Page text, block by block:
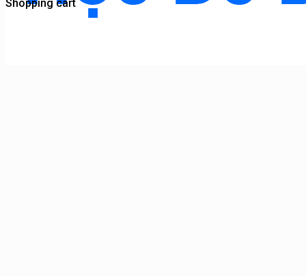
Shopping cart